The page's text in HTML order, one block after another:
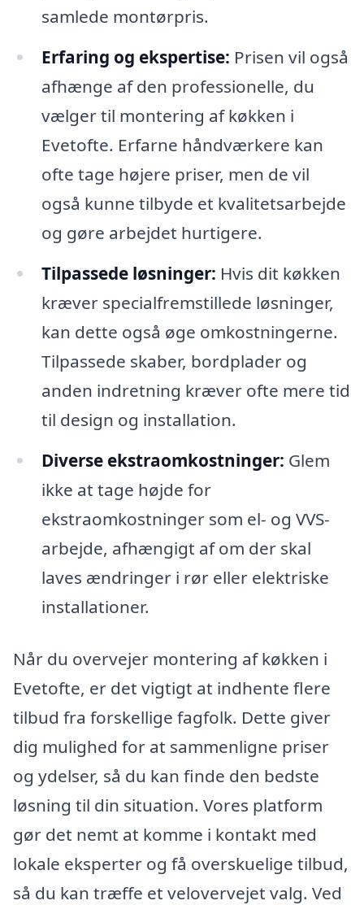
samlede montørpris.
Erfaring og ekspertise: Prisen vil også
afhænge af den professionelle, du
vælger til montering af køkken i
Evetofte. Erfarne håndværkere kan
ofte tage højere priser, men de vil
også kunne tilbyde et kvalitetsarbejde
og gøre arbejdet hurtigere.
Tilpassede løsninger: Hvis dit køkken
kræver specialfremstillede løsninger,
kan dette også øge omkostningerne.
Tilpassede skaber, bordplader og
anden indretning kræver ofte mere tid
til design og installation.
Diverse ekstraomkostninger: Glem
ikke at tage højde for
ekstraomkostninger som el- og VVS-
arbejde, afhængigt af om der skal
laves ændringer i rør eller elektriske
installationer.
Når du overvejer montering af køkken i
Evetofte, er det vigtigt at indhente flere
tilbud fra forskellige fagfolk. Dette giver
dig mulighed for at sammenligne priser
og ydelser, så du kan finde den bedste
løsning til din situation. Vores platform
gør det nemt at komme i kontakt med
lokale eksperter og få overskuelige tilbud,
så du kan træffe et velovervejet valg. Ved